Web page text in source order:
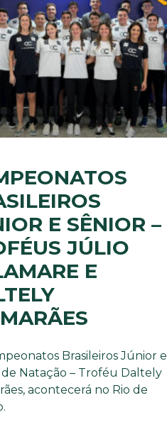
E SÊNIOR –
JÚLIO
E
Brasileiros Júnior e
Natação – Troféu Daltely
acontecerá no Rio de